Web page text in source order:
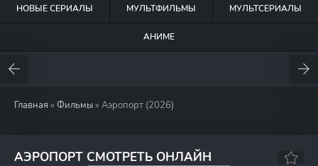
НОВЫЕ СЕРИАЛЫ МУЛЬТФИЛЬМЫ МУЛЬТСЕРИАЛЫ
АНИМЕ
Главная » Фильмы » Аэропорт (2026)
АЭРОПОРТ СМОТРЕТЬ ОНЛАЙН